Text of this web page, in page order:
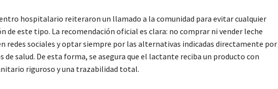
hospitalario reiteraron un llamado a la comunidad para evitar cualquier
de este tipo. La recomendación oficial es clara: no comprar ni vender leche
redes sociales y optar siempre por las alternativas indicadas directamente por
de salud. De esta forma, se asegura que el lactante reciba un producto con
riguroso y una trazabilidad total.